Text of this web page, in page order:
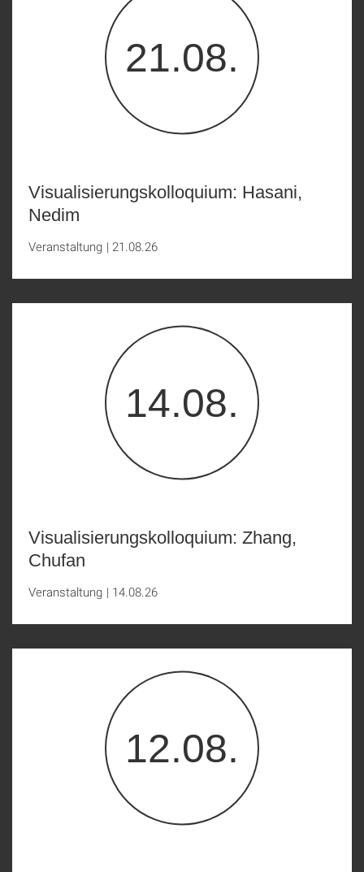
21.08.
Visualisierungskolloquium: Hasani,
Nedim
Veranstaltung | 21.08.26
14.08.
Visualisierungskolloquium: Zhang,
Chufan
Veranstaltung | 14.08.26
12.08.